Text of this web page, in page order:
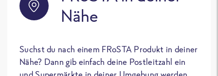
Nähe
Suchst du nach einem FRoSTA Produkt in deiner
Nähe? Dann gib einfach deine Postleitzahl ein